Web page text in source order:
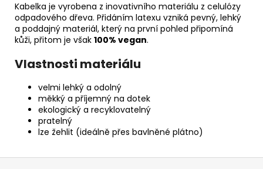
Kabelka je vyrobena z inovativního materiálu z celulózy
odpadového dřeva. Přidáním latexu vzniká pevný, lehký
a poddajný materiál, který na první pohled připomíná
kůži, přitom je však 100% vegan.
Vlastnosti materiálu
velmi lehký a odolný
měkký a příjemný na dotek
ekologický a recyklovatelný
pratelný
lze žehlit (ideálně přes bavlněné plátno)